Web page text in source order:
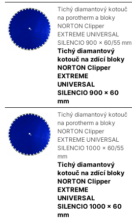
Tichý diamantový kotouč
na porotherm a bloky
NORTON Clipper
EXTREME UNIVERSAL
SILENCIO 900 x 60/55 mm
Tichý diamantový
kotouč na zdící bloky
NORTON Clipper
EXTREME
UNIVERSAL
SILENCIO 900 x 60
mm
Tichý diamantový kotouč
na porotherm a bloky
NORTON Clipper
EXTREME UNIVERSAL
SILENCIO 1000 x 60/55
mm
Tichý diamantový
kotouč na zdící bloky
NORTON Clipper
EXTREME
UNIVERSAL
SILENCIO 1000 x 60
mm